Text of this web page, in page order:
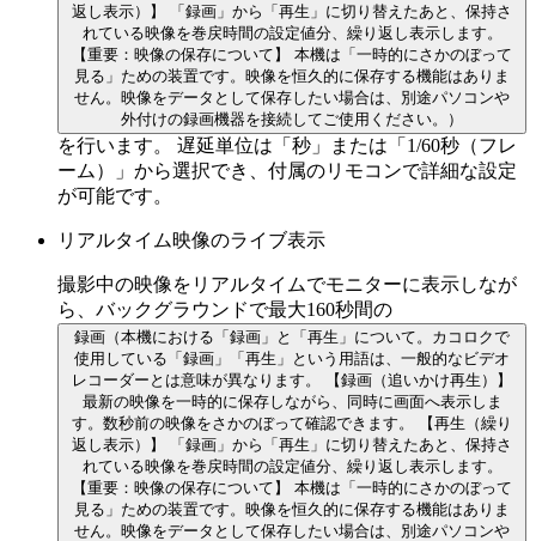
返し表示）】 「録画」から「再生」に切り替えたあと、保持さ
れている映像を巻戻時間の設定値分、繰り返し表示します。
【重要：映像の保存について】 本機は「一時的にさかのぼって
見る」ための装置です。映像を恒久的に保存する機能はありま
せん。映像をデータとして保存したい場合は、別途パソコンや
外付けの録画機器を接続してご使用ください。）
を行います。 遅延単位は「秒」または「1/60秒（フレ
ーム）」から選択でき、付属のリモコンで詳細な設定
が可能です。
リアルタイム映像のライブ表示
撮影中の映像をリアルタイムでモニターに表示しなが
ら、バックグラウンドで最大160秒間の
録画 （本機における「録画」と「再生」について。カコロクで
使用している「録画」「再生」という用語は、一般的なビデオ
レコーダーとは意味が異なります。 【録画（追いかけ再生）】
最新の映像を一時的に保存しながら、同時に画面へ表示しま
す。数秒前の映像をさかのぼって確認できます。 【再生（繰り
返し表示）】 「録画」から「再生」に切り替えたあと、保持さ
れている映像を巻戻時間の設定値分、繰り返し表示します。
【重要：映像の保存について】 本機は「一時的にさかのぼって
見る」ための装置です。映像を恒久的に保存する機能はありま
せん。映像をデータとして保存したい場合は、別途パソコンや